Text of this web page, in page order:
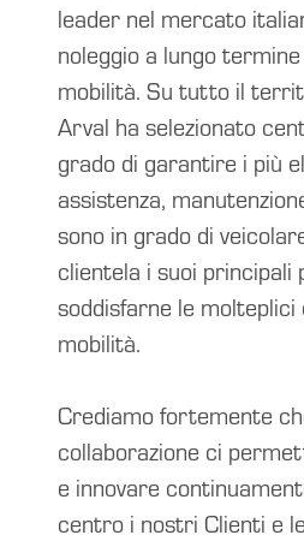
leader nel mercato
noleggio a lungo
mobilità. Su tutto il
Arval ha selezionato
grado di garantire i più
assistenza,
sono in grado di
clientela i suoi
soddisfarne le molteplici
mobilità.
Crediamo fortemente
collaborazione ci
e innovare
centro i nostri Clienti e